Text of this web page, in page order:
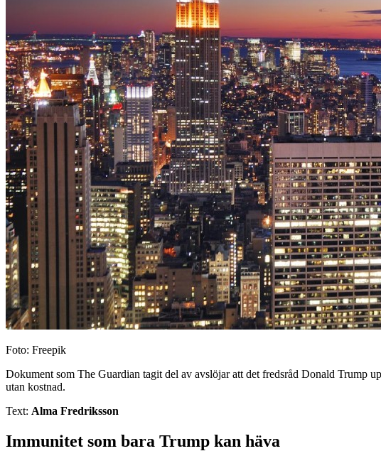
Foto: Freepik
Dokument som The Guardian tagit del av avslöjar att det fredsråd Donald Trump
utan kostnad.
Text: Alma Fredriksson
Immunitet som bara Trump kan häva